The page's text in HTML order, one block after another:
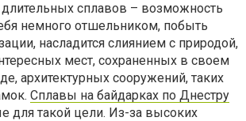
сплавов – возможность
немного отшельником, побыть
насладится слиянием с природой,
мест, сохраненных в своем
архитектурных сооружений, таких
Сплавы на байдарках по Днестру
для такой цели. Из-за высоких